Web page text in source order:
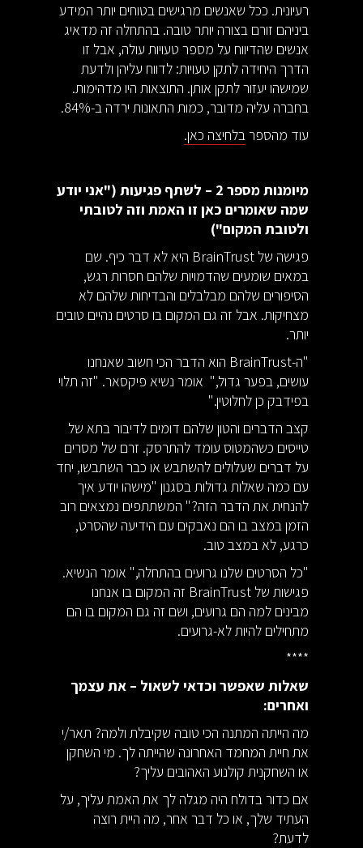
רעיונית. ככל שאנשים מרגישים בטוחים יותר המידע
ביניהם זורם בצורה יותר טובה. בהתחלה זה מדאיג
אנשים שהדיווח על מספר טעויות עולה, אבל זו
הדרך היחידה לתקן טעויות: לדווח עליהן ולדעת
שמישהו יעזור לתקן אותן. התוצאות היו מדהימות.
בחברה עליה מדובר, כמות התאונות ירדה ב-84%.
עוד מהספרבלחיצה כאן.
מיומנות מספר 2 – לשתף פגיעות ("אני יודע
שמה שאומרים כאן זו האמת וזה לטובתי
ולטובת המקום")
פגישה של BrainTrust היא לא דבר כיף. שם
במאים שומעים שהדמויות שלהם חסרות רגש,
הסיפורים שלהם מבלבלים והבדיחות שלהם לא
מצחיקות. אבל זה גם המקום בו סרטים נהיים טובים
יותר.
"ה-BrainTrust הוא הדבר הכי חשוב שאנחנו
עושים, בפער גדול," אומר נשיא פיקסאר. "זה תלוי
בפידבק כן לחלוטין."
קצב הדברים והטון שלהם דומים לדיבור בתא של
טייסים כשהמטוס עומד להתרסק. זרם של מסרים
על דברים שעלולים להשתבש או כבר השתבשו, יחד
עם כמה שאלות גדולות בסגנון "מישהו יודע איך
להנחית את הדבר הזה?" המשתתפים נמצאים רוב
הזמן במצב בו הם נאבקים עם הידיעה שהסרט,
כרגע, לא במצב טוב.
"כל הסרטים שלנו גרועים בהתחלה," אומר הנשיא.
פגישות של BrainTrust זה המקום בו אנחנו
מבינים למה הם גרועים, ושם זה גם המקום בו הם
מתחילים להיות לא-גרועים.
****
שאלות שאפשר וכדאי לשאול – את עצמך
ואחרים:
מה הייתה המתנה הכי טובה שקיבלת ולמה? תאר/י
את חיית המחמד האחרונה שהייתה לך. מי השחקן
או השחקנית קולנוע האהובים עליך?
אם כדור בדולח היה מגלה לך את האמת עליך, על
העתיד שלך, או כל דבר אחר, מה היית רוצה
לדעת?